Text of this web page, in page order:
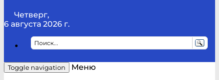
Четверг,
6 августа 2026 г.
Toggle navigation
Меню